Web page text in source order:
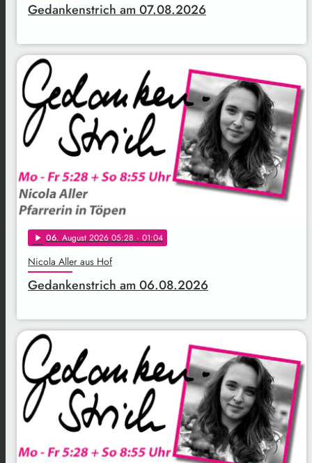
Gedankenstrich am 07.08.2026
play_arrow 06. August 2026 05:28 · 01:04
Nicola Aller aus Hof
Gedankenstrich am 06.08.2026